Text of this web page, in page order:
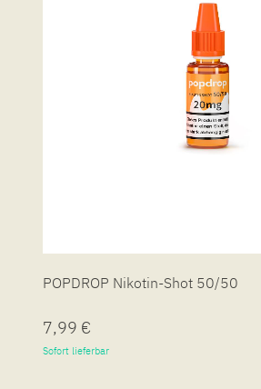
POPDROP Nikotin-Shot 50/50
7,99 €
Sofort lieferbar